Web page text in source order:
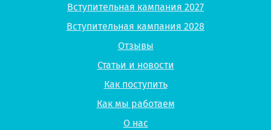
Вступительная кампания 2027
Вступительная кампания 2028
Отзывы
Статьи и новости
Как поступить
Как мы работаем
О нас